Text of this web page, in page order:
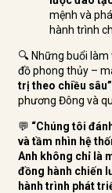
mệnh và
hành trình
🔍 Những buổi làm
đồ phong thủy –
trị theo chiều sâu”
phương Đông và
💬 “Chúng tôi
và tầm nhìn hệ
Anh không chỉ là
đồng hành chiến
hành trình phát